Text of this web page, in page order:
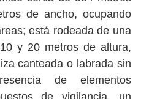
de ancho, ocupando
está rodeada de una
y 20 metros de altura,
canteada o labrada sin
de elementos
de vigilancia, un